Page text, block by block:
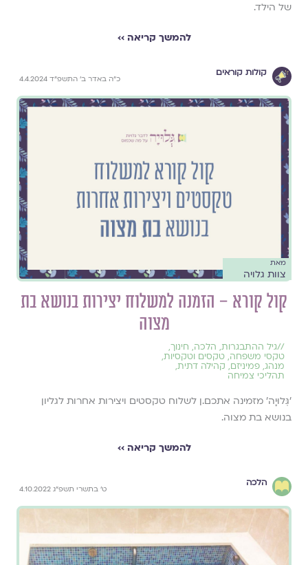
של הילד.
להמשך קריאה ››
קולות קוראים
כ״ה באדר ב׳ התשפ״ד 4.4.2024
מאת
צוות גלויה
קול קורא – הזמנה למשלוח יצירות בנושא בת
מצוה
//גיל ההתבגרות, הלכה, חינוך,
טקסי משפחה, טקסים וטקסיות,
מנהג, פמיניזם, קהילה דתית,
תהליכי צמיחה
׳גְּלוּיָה׳ מזמינה אתכם.ן לשלוח טקסטים ויצירות אחרות לגליון
בנושא בת מצוה.
להמשך קריאה ››
הלכה
ט׳ בתשרי תשפ״ג 4.10.2022